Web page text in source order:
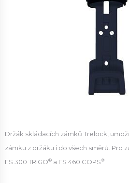
Držák skládacích zámků Trelock,
zámku z držáku i do všech směrů. Pro
FS 300 TRIGO® a FS 460 COPS®